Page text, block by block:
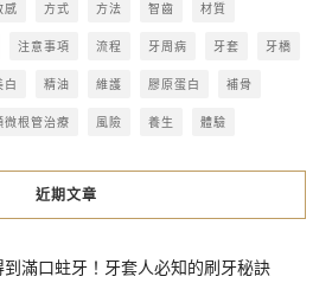
感 方式 方法 智齒 材質
注意事項 流程 牙周病 牙套 牙橋
白 精油 維護 膠原蛋白 補骨
微根管治療 風險 養生 體驗
近期文章
滿口蛀牙！牙套人必知的刷牙秘訣